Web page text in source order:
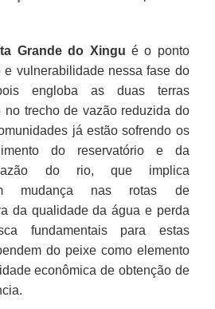
Grande do Xingu é o ponto
e vulnerabilidade nessa fase do
pois engloba as duas terras
no trecho de vazão reduzida do
já estão sofrendo os
do reservatório e da
do rio, que implica
mudança nas rotas de
da qualidade da água e perda
fundamentais para estas
do peixe como elemento
econômica de obtenção de